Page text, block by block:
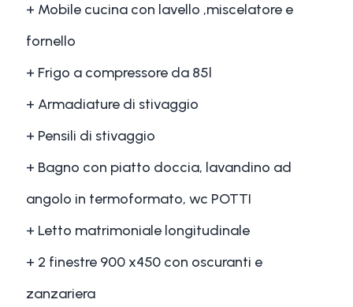
+ Mobile cucina con lavello ,miscelatore e
fornello
+ Frigo a compressore da 85l
+ Armadiature di stivaggio
+ Pensili di stivaggio
+ Bagno con piatto doccia, lavandino ad
angolo in termoformato, wc POTTI
+ Letto matrimoniale longitudinale
+ 2 finestre 900 x450 con oscuranti e
zanzariera